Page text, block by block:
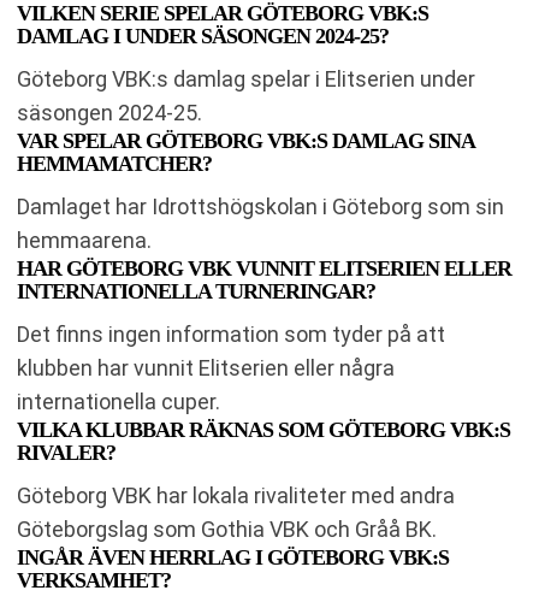
VILKEN SERIE SPELAR GÖTEBORG VBK:S
DAMLAG I UNDER SÄSONGEN 2024-25?
Göteborg VBK:s damlag spelar i Elitserien under
säsongen 2024-25.
VAR SPELAR GÖTEBORG VBK:S DAMLAG SINA
HEMMAMATCHER?
Damlaget har Idrottshögskolan i Göteborg som sin
hemmaarena.
HAR GÖTEBORG VBK VUNNIT ELITSERIEN ELLER
INTERNATIONELLA TURNERINGAR?
Det finns ingen information som tyder på att
klubben har vunnit Elitserien eller några
internationella cuper.
VILKA KLUBBAR RÄKNAS SOM GÖTEBORG VBK:S
RIVALER?
Göteborg VBK har lokala rivaliteter med andra
Göteborgslag som Gothia VBK och Gråå BK.
INGÅR ÄVEN HERRLAG I GÖTEBORG VBK:S
VERKSAMHET?